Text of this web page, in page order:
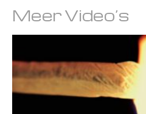
Meer Video’s